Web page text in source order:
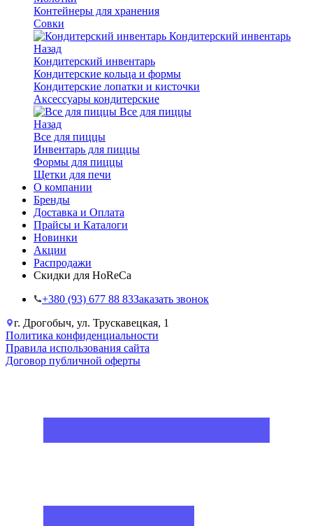
Контейнеры для хранения
Совки
Кондитерский инвентарь
Назад
Кондитерский инвентарь
Кондитерские кольца и формы
Кондитерские лопатки и кисточки
Аксессуары кондитерские
Все для пиццы
Назад
Все для пиццы
Инвентарь для пиццы
Формы для пиццы
Щетки для печи
О компании
Бренды
Доставка и Оплата
Прайсы и Каталоги
Новинки
Акции
Распродажи
Скидки для HoReCa
+38‎0 (93) 677 88 83Заказать звонок
г. Дрогобыч, ул. Трускавецкая, 1
Политика конфиденциальности
Правила использования сайта
Договор публичной оферты